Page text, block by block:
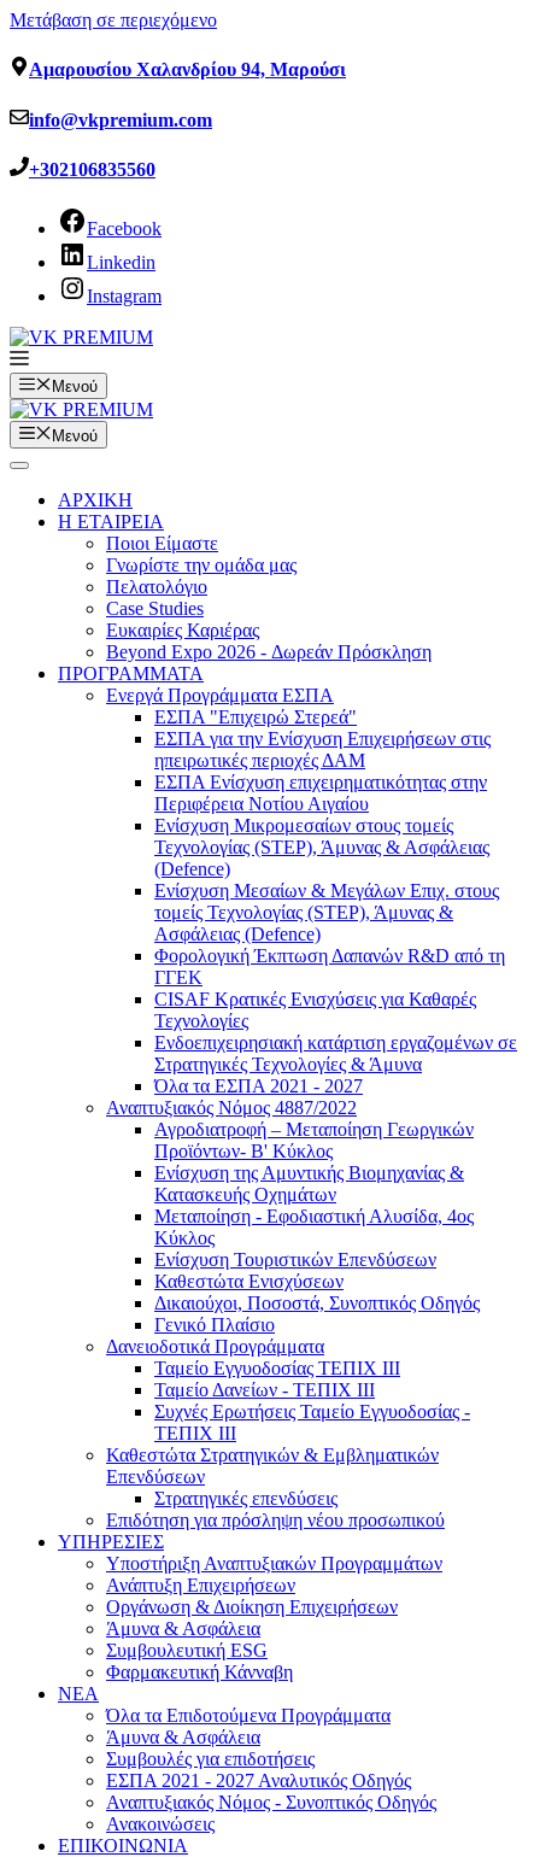
Μετάβαση σε περιεχόμενο
Αμαρουσίου Χαλανδρίου 94, Μαρούσι
info@vkpremium.com
+302106835560
Facebook
Linkedin
Instagram
Μενού
Μενού
ΑΡΧΙΚΗ
Η ΕΤΑΙΡΕΙΑ
Ποιοι Είμαστε
Γνωρίστε την ομάδα μας
Πελατολόγιο
Case Studies
Ευκαιρίες Καριέρας
Beyond Expo 2026 - Δωρεάν Πρόσκληση
ΠΡΟΓΡΑΜΜΑΤΑ
Ενεργά Προγράμματα ΕΣΠΑ
ΕΣΠΑ "Επιχειρώ Στερεά"
ΕΣΠΑ για την Ενίσχυση Επιχειρήσεων στις
ηπειρωτικές περιοχές ΔΑΜ
ΕΣΠΑ Ενίσχυση επιχειρηματικότητας στην
Περιφέρεια Νοτίου Αιγαίου
Ενίσχυση Μικρομεσαίων στους τομείς
Τεχνολογίας (STEP), Άμυνας & Ασφάλειας
(Defence)
Ενίσχυση Μεσαίων & Μεγάλων Επιχ. στους
τομείς Τεχνολογίας (STEP), Άμυνας &
Ασφάλειας (Defence)
Φορολογική Έκπτωση Δαπανών R&D από τη
ΓΓΕΚ
CISAF Κρατικές Ενισχύσεις για Καθαρές
Τεχνολογίες
Ενδοεπιχειρησιακή κατάρτιση εργαζομένων σε
Στρατηγικές Τεχνολογίες & Άμυνα
Όλα τα ΕΣΠΑ 2021 - 2027
Αναπτυξιακός Νόμος 4887/2022
Αγροδιατροφή – Μεταποίηση Γεωργικών
Προϊόντων- Β' Κύκλος
Eνίσχυση της Αμυντικής Βιομηχανίας &
Κατασκευής Οχημάτων
Μεταποίηση - Εφοδιαστική Αλυσίδα, 4ος
Κύκλος
Ενίσχυση Τουριστικών Επενδύσεων
Καθεστώτα Ενισχύσεων
Δικαιούχοι, Ποσοστά, Συνοπτικός Οδηγός
Γενικό Πλαίσιο
Δανειοδοτικά Προγράμματα
Ταμείο Εγγυοδοσίας ΤΕΠΙΧ ΙΙΙ
Ταμείο Δανείων - ΤΕΠΙΧ ΙΙΙ
Συχνές Ερωτήσεις Ταμείο Εγγυοδοσίας -
ΤΕΠΙΧ ΙΙΙ
Καθεστώτα Στρατηγικών & Εμβληματικών
Επενδύσεων
Στρατηγικές επενδύσεις
Επιδότηση για πρόσληψη νέου προσωπικού
ΥΠΗΡΕΣΙΕΣ
Υποστήριξη Αναπτυξιακών Προγραμμάτων
Ανάπτυξη Επιχειρήσεων
Οργάνωση & Διοίκηση Επιχειρήσεων
Άμυνα & Ασφάλεια
Συμβουλευτική ESG
Φαρμακευτική Κάνναβη
ΝΕΑ
Όλα τα Επιδοτούμενα Προγράμματα
Άμυνα & Ασφάλεια
Συμβουλές για επιδοτήσεις
ΕΣΠΑ 2021 - 2027 Αναλυτικός Οδηγός
Αναπτυξιακός Νόμος - Συνοπτικός Οδηγός
Ανακοινώσεις
ΕΠΙΚΟΙΝΩΝΙΑ